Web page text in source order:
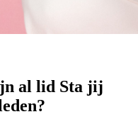
al lid Sta jij